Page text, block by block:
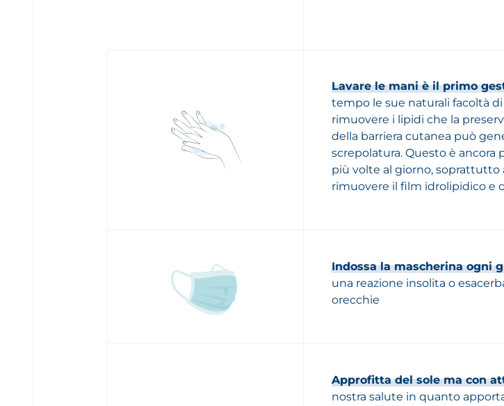
Lavare le mani è il primo
tempo le sue naturali facoltà
rimuovere i lipidi che la
della barriera cutanea può
screpolatura. Questo è
più volte al giorno, soprattutto
rimuovere il film idrolipidico e
Indossa la mascherina ogni
una reazione insolita o
orecchie
Approfitta del sole ma con
nostra salute in quanto